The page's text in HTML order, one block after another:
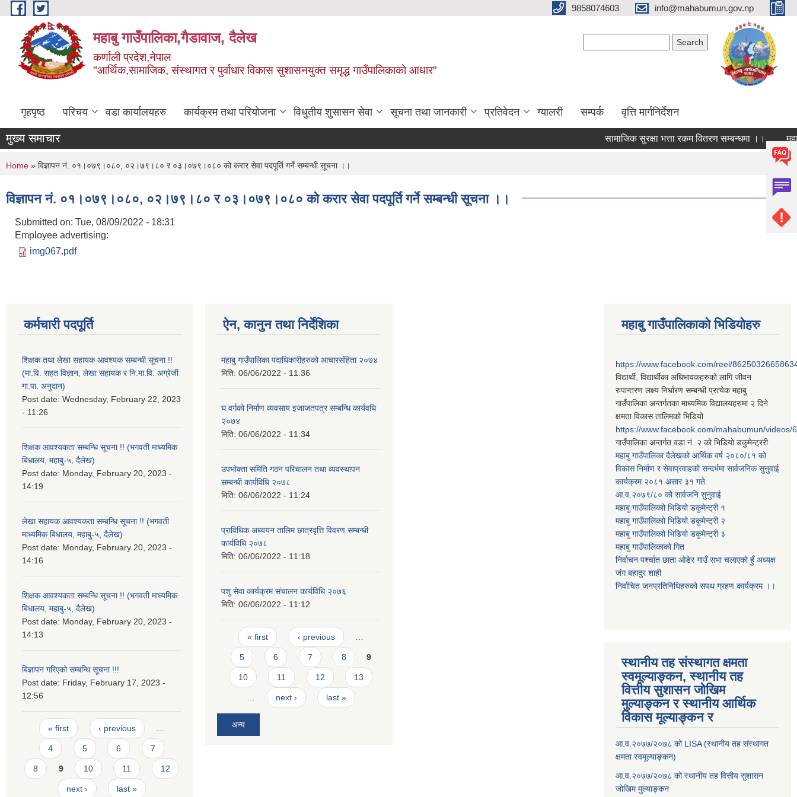
Skip to main content 9858074603 info@mahabumun.gov.np
महाबु गाउँपालिका,गैडावाज, दैलेख
कर्णाली प्रदेश,नेपाल
"आर्थिक,सामाजिक, संस्थागत र पुर्वाधार विकास सुशासनयुक्त समृद्ध गाउँपालिकाकाे आधार"
गृहपृष्ठ परिचय वडा कार्यालयहरु कार्यक्रम तथा परियोजना विधुतीय शुसासन सेवा सूचना तथा जानकारी प्रतिवेदन ग्यालरी सम्पर्क वृत्ति मार्गनिर्देशन
मुख्य समाचार सामाजिक सुरक्षा भत्ता रकम वितरण सम्बन्धमा ।।
You are here
Home » विज्ञापन नं. ०१।०७९।०८०, ०२।७९।८० र ०३।०७९।०८० को करार सेवा पदपूर्ति गर्ने सम्बन्धी सूचना ।।
विज्ञापन नं. ०१।०७९।०८०, ०२।७९।८० र ०३।०७९।०८० को करार सेवा पदपूर्ति गर्ने सम्बन्धी सूचना ।।
Submitted on: Tue, 08/09/2022 - 18:31
Employee advertising:
img067.pdf
कर्मचारी पदपूर्ति
शिक्षक तथा लेखा सहायक आवश्यक सम्बन्धी सूचना !!
(मा.वि. राहत विज्ञान, लेखा सहायक र नि.मा.वि. अग्रेजी
गा.पा. अनुदान)
Post date: Wednesday, February 22, 2023
- 11:26
शिक्षक आवश्यकता सम्बन्धि सूचना !! (भगवती माध्यमिक
बिधालय, महाबु-५, दैलेख)
Post date: Monday, February 20, 2023 -
14:19
लेखा सहायक आवश्यकता सम्बन्धि सूचना !! (भगवती
माध्यमिक बिधालय, महाबु-५, दैलेख)
Post date: Monday, February 20, 2023 -
14:16
शिक्षक आवश्यकता सम्बन्धि सूचना !! (भगवती माध्यमिक
बिधालय, महाबु-५, दैलेख)
Post date: Monday, February 20, 2023 -
14:13
बिज्ञापन गरिएको सम्बन्धि सूचना !!!
Post date: Friday, February 17, 2023 -
12:56
Pages
« first ‹ previous
4 5 6 7
8 9 10 11 12
next › last »
ऐन, कानुन तथा निर्देशिका
महाबु गाउँपालिका पदाधिकारीहरुको आचारसंहिता २०७४
मिति: 06/06/2022 - 11:36
घ वर्गको निर्माण व्यवसाय इजाजतपत्र सम्बन्धि कार्यवधि
२०७४
मिति: 06/06/2022 - 11:34
उपभोक्ता समिति गठन परिचालन तथा व्यवस्थापन
सम्बन्धी कार्यविधि २०७८
मिति: 06/06/2022 - 11:24
प्राविधिक अध्ययन तालिम छात्रवृत्ति विवरण सम्बन्धी
कार्यविधि २०७८
मिति: 06/06/2022 - 11:18
पशु सेवा कार्यक्रम संचालन कार्यविधि २०७६
मिति: 06/06/2022 - 11:12
Pages
« first ‹ previous
5 6 7 8 9
10 11 12 13
next › last »
अन्य
महाबु गाउँपालिकाको भिडियोहरु
https://www.facebook.com/reel/
विद्यार्थी, विद्यार्थीका अधिभावकहरुको लागि जीवन
रुपान्तरण लक्ष्य निर्धारण सम्बन्धी प्रत्येक महाबु
गाउँपालिका अन्तर्गतका माध्यमिक विद्यालयहरुमा २ दिने
क्षमता विकास तालिमको भिडियो
https://www.facebook.com/mahabumun/videos/
गाउँपालिका अन्तर्गत वडा नं. २ को भिडियो डकुमेन्ट्ररी
महाबु गाउँपालिका दैलेखको आर्थिक वर्ष २०८०/८१ को
विकास निर्माण र सेवाप्रवाहको सन्दर्भमा सार्वजनिक सुनुवाई
कार्यक्रम २०८१ असार ३१ गते
आ.व.२०७९/८० को सार्वजनि सुनुवाई
महाबु गाउँपालिकाो भिडियो डकुमेन्ट्री १
महाबु गाउँपालिकाो भिडियो डकुमेन्ट्री २
महाबु गाउँपालिकाो भिडियो डकुमेन्ट्री ३
महाबु गाउँपालिकाको गित
निर्वाचन पर्श्चात छाता ओडेर गाउँ सभा चलाएको हुँ अध्यक्ष
जंग बहादुर शाही
निर्वाचित जनप्रतिनिधिहरुको सपथ ग्रहण कार्यक्रम ।।
स्थानीय तह संस्थागत क्षमता
स्वमूल्याङ्कन, स्थानीय तह
वित्तीय सुशासन जोखिम
मुल्याङ्कन र स्थानीय आर्थिक
विकास मूल्याङ्कन र
आ.व.२०७७/२०७८ को LISA (स्थानीय तह संस्थागत
क्षमता स्वमूल्याङ्कन)
आ.व.२०७७/२०७८ को स्थानीय तह वित्तीय सुशासन
जोखिम मुल्याङ्कन